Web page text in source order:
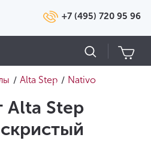
+7 (495) 720 95 96
/ Alta Step / Nativo
Alta Step